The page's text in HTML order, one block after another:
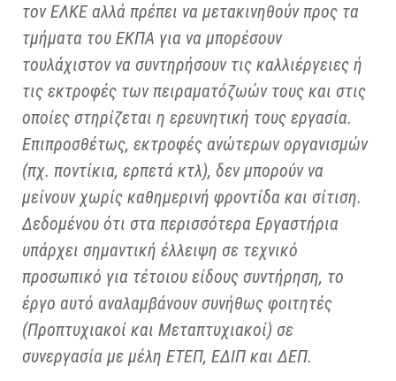
τον ΕΛΚΕ αλλά πρέπει να μετακινηθούν προς τα
τμήματα του ΕΚΠΑ για να μπορέσουν
τουλάχιστον να συντηρήσουν τις καλλιέργειες ή
τις εκτροφές των πειραματόζωών τους και στις
οποίες στηρίζεται η ερευνητική τους εργασία.
Επιπροσθέτως, εκτροφές ανώτερων οργανισμών
(πχ. ποντίκια, ερπετά κτλ), δεν μπορούν να
μείνουν χωρίς καθημερινή φροντίδα και σίτιση.
Δεδομένου ότι στα περισσότερα Εργαστήρια
υπάρχει σημαντική έλλειψη σε τεχνικό
προσωπικό για τέτοιου είδους συντήρηση, το
έργο αυτό αναλαμβάνουν συνήθως φοιτητές
(Προπτυχιακοί και Μεταπτυχιακοί) σε
συνεργασία με μέλη ΕΤΕΠ, ΕΔΙΠ και ΔΕΠ.